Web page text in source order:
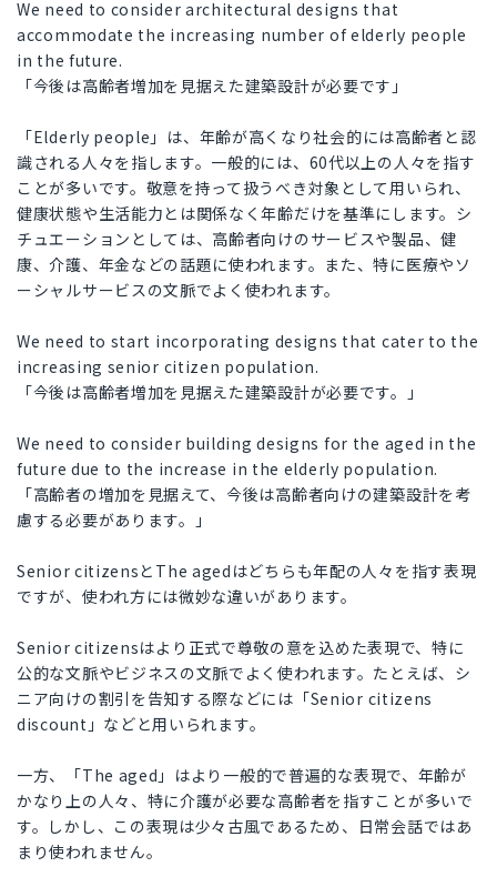
We need to consider architectural designs that
accommodate the increasing number of elderly people
in the future.
「今後は高齢者増加を見据えた建築設計が必要です」
「Elderly people」は、年齢が高くなり社会的には高齢者と認
識される人々を指します。一般的には、60代以上の人々を指す
ことが多いです。敬意を持って扱うべき対象として用いられ、
健康状態や生活能力とは関係なく年齢だけを基準にします。シ
チュエーションとしては、高齢者向けのサービスや製品、健
康、介護、年金などの話題に使われます。また、特に医療やソ
ーシャルサービスの文脈でよく使われます。
We need to start incorporating designs that cater to the
increasing senior citizen population.
「今後は高齢者増加を見据えた建築設計が必要です。」
We need to consider building designs for the aged in the
future due to the increase in the elderly population.
「高齢者の増加を見据えて、今後は高齢者向けの建築設計を考
慮する必要があります。」
Senior citizensとThe agedはどちらも年配の人々を指す表現
ですが、使われ方には微妙な違いがあります。
Senior citizensはより正式で尊敬の意を込めた表現で、特に
公的な文脈やビジネスの文脈でよく使われます。たとえば、シ
ニア向けの割引を告知する際などには「Senior citizens
discount」などと用いられます。
一方、「The aged」はより一般的で普遍的な表現で、年齢が
かなり上の人々、特に介護が必要な高齢者を指すことが多いで
す。しかし、この表現は少々古風であるため、日常会話ではあ
まり使われません。